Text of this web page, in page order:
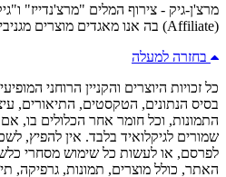
מרצ'ן-גיק - צירוף המלים "מרצ'נדייז"
(Affiliate) בה אנו מאגדים מוצרים מגניבים מרחבי הרשת.
בחזרה למעלה
כל זכויות היוצרים והקניין הרוחני
בסיס הנתונים, הטקסטים, התיאורים,
התמונות, וכל חומר אחר הכלולים בו,
שמורים לגיקלואיד בלבד. אין להפיץ,
לפרסם, או לעשות כל שימוש מסחרי
האתר, כולל מוצרים, תמונות, גרפיקה,